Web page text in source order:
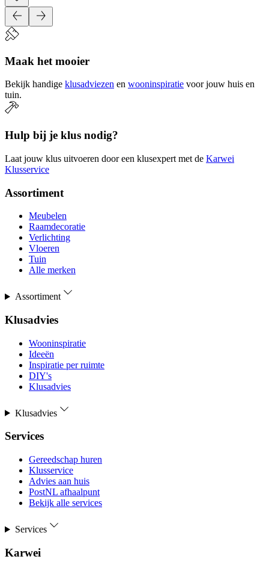
Maak het mooier
Bekijk handige klusadviezen en wooninspiratie voor jouw huis en
tuin.
Hulp bij je klus nodig?
Laat jouw klus uitvoeren door een klusexpert met de Karwei
Klusservice
Assortiment
Meubelen
Raamdecoratie
Verlichting
Vloeren
Tuin
Alle merken
Assortiment
Klusadvies
Wooninspiratie
Ideeën
Inspiratie per ruimte
DIY's
Klusadvies
Klusadvies
Services
Gereedschap huren
Klusservice
Advies aan huis
PostNL afhaalpunt
Bekijk alle services
Services
Karwei